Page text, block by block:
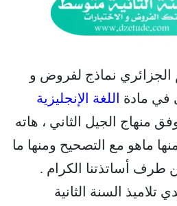
الجزائري نماذج لفروض و
في مادة اللغة الإنجليزية
منهاج الجيل الثاني ، هاته
ماهو مع التصحيح ومنها ما
طرف أساتذتنا الكرام .
السنة الثانية